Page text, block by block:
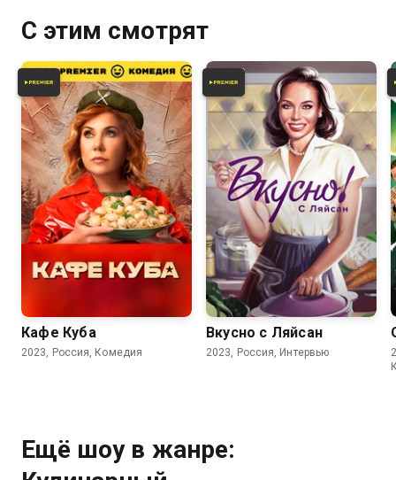
С этим смотрят
Кафе Куба
2023, Россия, Комедия
Вкусно с Ляйсан
2023, Россия, Интервью
Ещё шоу в жанре: